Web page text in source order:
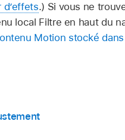
d’effets.) Si vous ne
local Filtre en haut du
Motion stocké